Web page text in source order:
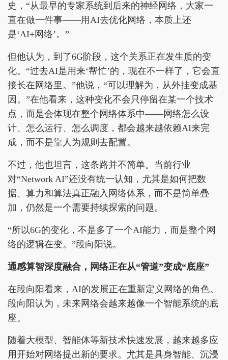
史，“从最早的专家系统到后来的神经网络，大家一
直在做一件事——用AI去优化网络，本质上还
是‘AI+网络’。”
但他认为，到了6G阶段，这个关系正在发生质的变
化。“过去AI是用来‘帮忙’的，现在不一样了，它会直
接长在网络里。”他说，“可以理解为，从外挂变成基
因。”在他看来，这种变化不会只停留在某一个技术
点，而是会体现在整个网络体系中——网络怎么设
计、怎么运行、怎么调度，都会越来越依赖AI来完
成，而不是靠人为规则去配置。
不过，他也坦言，这条路并不简单。当前行业
对“Network AI”还没有统一认知，尤其是如何把数
据、算力和算法真正融入网络体系，而不是简单叠
加，仍然是一个需要持续探索的问题。
“所以6G的变化，不是多了一个AI能力，而是整个网
络的逻辑在变。”段向阳说。
通感算智深度融合，网络正在从“管道”变成“底座”
在段向阳看来，AI的发展正在重新定义网络的角色。
段向阳认为，未来网络会越来越像一个智能系统的底
座。
随着大模型、智能体等新技术快速发展，越来越多应
用开始对网络提出新的要求。尤其是具身智能、沉浸